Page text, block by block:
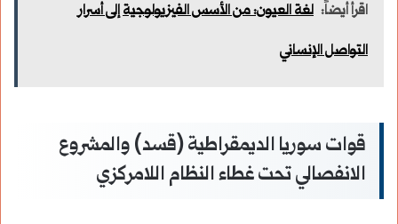
اقرأ أيضاً: لغة العيون: من الأسس الفيزيولوجية إلى أسرار
التواصل الإنساني
قوات سوريا الديمقراطية (قسد) والمشروع
الانفصالي تحت غطاء النظام اللامركزي